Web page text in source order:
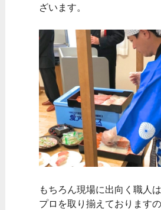
ざいます。
もちろん現場に出向く職人
プロを取り揃えております